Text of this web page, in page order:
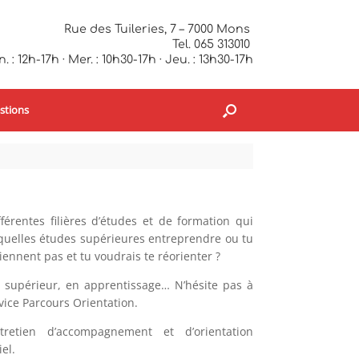
Rue des Tuileries, 7 – 7000 Mons
Tel. 065 313010
12h-17h · Mer. : 10h30-17h · Jeu. : 13h30-17h
filières d’études et de formation qui
études supérieures entreprendre ou tu
pas et tu voudrais te réorienter ?
en apprentissage… N’hésite pas à
Parcours Orientation.
d’accompagnement et d’orientation